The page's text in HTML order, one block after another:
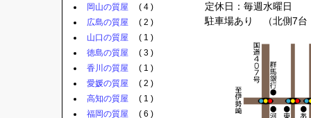
定休日：毎週水曜日
駐車場あり （北側7台
岡山の質屋 ( 4 )
広島の質屋 ( 2 )
山口の質屋 ( 1 )
徳島の質屋 ( 3 )
香川の質屋 ( 1 )
愛媛の質屋 ( 2 )
高知の質屋 ( 1 )
福岡の質屋 ( 6 )